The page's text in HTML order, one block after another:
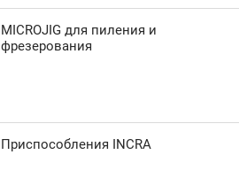
MICROJIG для пиления и
фрезерования
Приспособления INCRA